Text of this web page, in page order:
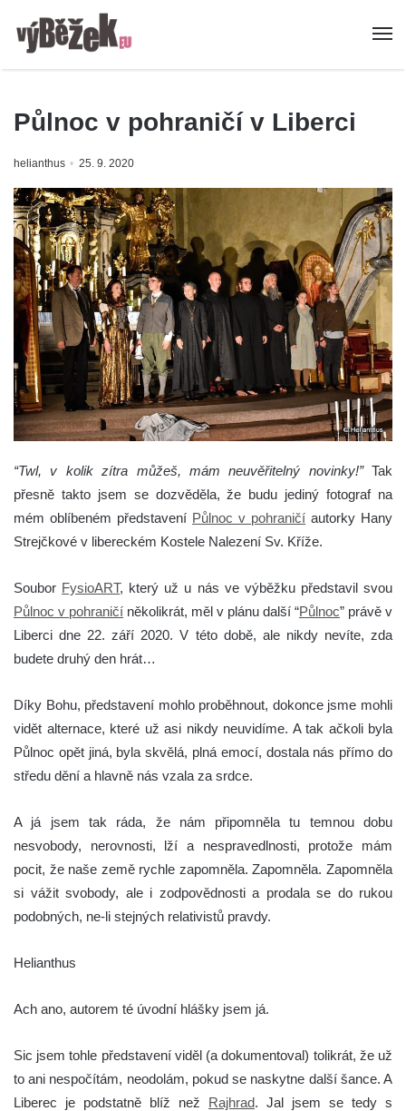
Půlnoc v pohraničí v Liberci
helianthus 25. 9. 2020
“Twl, v kolik zítra můžeš, mám neuvěřitelný novinky!”Tak
přesně takto jsem se dozvěděla, že budu jediný fotograf na
mém oblíbeném představení Půlnoc v pohraničí autorky Hany
Strejčkové v libereckém Kostele Nalezení Sv. Kříže.
Soubor FysioART, který už u nás ve výběžku představil svou
Půlnoc v pohraničí několikrát, měl v plánu další “Půlnoc” právě v
Liberci dne 22. září 2020. V této době, ale nikdy nevíte, zda
budete druhý den hrát…
Díky Bohu, představení mohlo proběhnout, dokonce jsme mohli
vidět alternace, které už asi nikdy neuvidíme. A tak ačkoli byla
Půlnoc opět jiná, byla skvělá, plná emocí, dostala nás přímo do
středu dění a hlavně nás vzala za srdce.
A já jsem tak ráda, že nám připomněla tu temnou dobu
nesvobody, nerovnosti, lží a nespravedlnosti, protože mám
pocit, že naše země rychle zapomněla. Zapomněla. Zapomněla
si vážit svobody, ale i zodpovědnosti a prodala se do rukou
podobných, ne-li stejných relativistů pravdy.
Helianthus
Ach ano, autorem té úvodní hlášky jsem já.
Sic jsem tohle představení viděl (a dokumentoval) tolikrát, že už
to ani nespočítám, neodolám, pokud se naskytne další šance. A
Liberec je podstatně blíž než Rajhrad. Jal jsem se tedy s